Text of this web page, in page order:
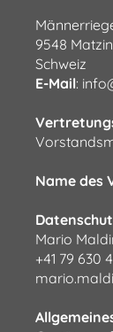
9548
Schweiz
E-Mail:
Name des
Mario
+41 79 630